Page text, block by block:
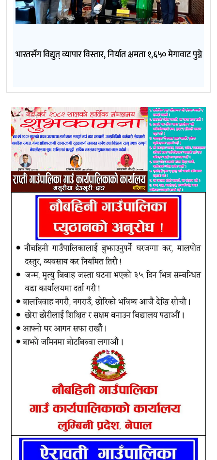
भारतसँग विद्युत् व्यापार विस्तार, निर्यात क्षमता १,६५० मेगावाट पुग्ने